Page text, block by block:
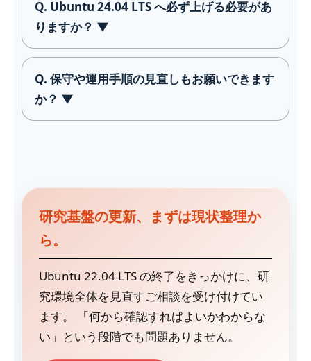
Q. Ubuntu 24.04 LTS へ必ず上げる必要があ
りますか？ ▼
Q. 保守や運用手順の見直しもお願いできます
か？ ▼
研究基盤の更新、まずは現状整理か
ら。
Ubuntu 22.04 LTS の終了をきっかけに、研
究環境全体を見直すご相談を受け付けてい
ます。 「何から確認すればよいかわからな
い」という段階でも問題ありません。